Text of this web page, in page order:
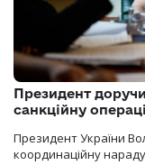
Президент
санкційну
Президент України
координаційну нараду